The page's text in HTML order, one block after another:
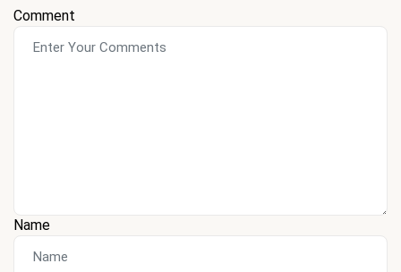
Comment
Name